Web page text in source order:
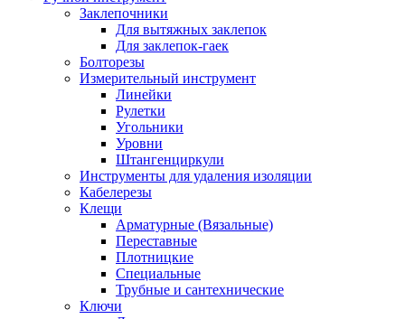
Заклепочники
Для вытяжных заклепок
Для заклепок-гаек
Болторезы
Измерительный инструмент
Линейки
Рулетки
Угольники
Уровни
Штангенциркули
Инструменты для удаления изоляции
Кабелерезы
Клещи
Арматурные (Вязальные)
Переставные
Плотницкие
Специальные
Трубные и сантехнические
Ключи